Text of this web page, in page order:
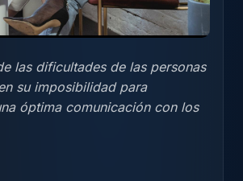
las dificultades de las personas
su imposibilidad para
óptima comunicación con los